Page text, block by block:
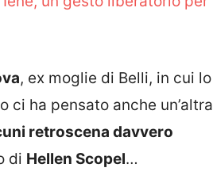
, ex moglie di Belli, in cui lo
ha pensato anche un’altra
retroscena davvero
di Hellen Scopel…